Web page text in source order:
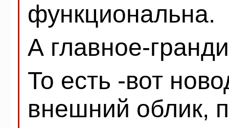
функциональна.
А главное-
То есть -вот
внешний облик,